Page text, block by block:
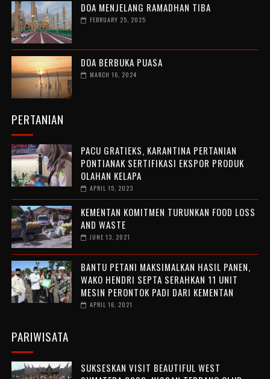
DOA MENJELANG RAMADHAN TIBA
FEBRUARY 25, 2025
DOA BERBUKA PUASA
MARCH 16, 2024
PERTANIAN
PACU GRATIEKS, KARANTINA PERTANIAN
PONTIANAK SERTIFIKASI EKSPOR PRODUK
OLAHAN KELAPA
APRIL 15, 2023
KEMENTAN KOMITMEN TURUNKAN FOOD LOSS
AND WASTE
JUNE 13, 2021
BANTU PETANI MAKSIMALKAN HASIL PANEN,
WAKO HENDRI SEPTA SERAHKAN 11 UNIT
MESIN PERONTOK PADI DARI KEMENTAN
APRIL 16, 2021
PARIWISATA
SUKSESKAN VISIT BEAUTIFUL WEST